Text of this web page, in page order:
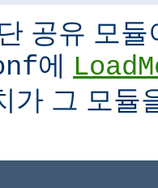
공유 모
에
가 그 모듈